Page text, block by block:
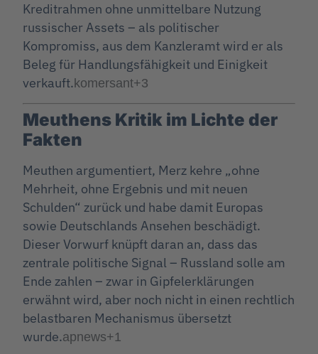
Kreditrahmen ohne unmittelbare Nutzung
russischer Assets – als politischer
Kompromiss, aus dem Kanzleramt wird er als
Beleg für Handlungsfähigkeit und Einigkeit
verkauft. komersant+3
Meuthens Kritik im Lichte der
Fakten
Meuthen argumentiert, Merz kehre „ohne
Mehrheit, ohne Ergebnis und mit neuen
Schulden“ zurück und habe damit Europas
sowie Deutschlands Ansehen beschädigt.
Dieser Vorwurf knüpft daran an, dass das
zentrale politische Signal – Russland solle am
Ende zahlen – zwar in Gipfelerklärungen
erwähnt wird, aber noch nicht in einen rechtlich
belastbaren Mechanismus übersetzt
wurde.apnews+1